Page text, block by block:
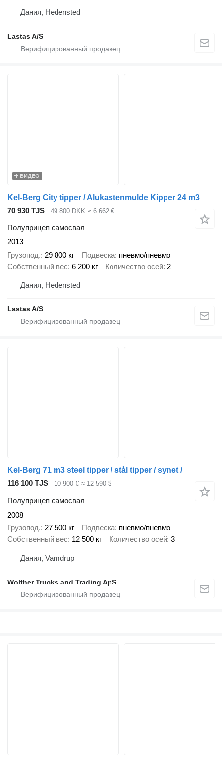
Дания, Hedensted
Lastas A/S
ВИДЕО
Kel-Berg City tipper / Alukastenmulde Kipper 24 m3
70 930 TJS
49 800 DKK ≈ 6 662 €
Полуприцеп самосвал
2013
Грузопод. 29 800 кг Подвеска пневмо/пневмо
Собственный вес 6 200 кг Количество осей 2
Дания, Hedensted
Lastas A/S
Kel-Berg 71 m3 steel tipper / stål tipper / synet /
116 100 TJS
10 900 € ≈ 12 590 $
Полуприцеп самосвал
2008
Грузопод. 27 500 кг Подвеска пневмо/пневмо
Собственный вес 12 500 кг Количество осей 3
Дания, Vamdrup
Wolther Trucks and Trading ApS